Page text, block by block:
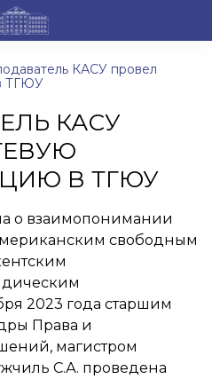
КАСУ провел
ТГЮУ
КАСУ
В ТГЮУ
о взаимопонимании
свободным
2023 года старшим
Права и
магистром
С.А. проведена